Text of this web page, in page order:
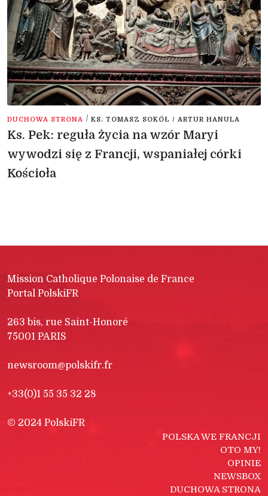
DUCHOWA STRONA / KS. TOMASZ SOKÓŁ / ARTUR HANULA
Ks. Pek: reguła życia na wzór Maryi
wywodzi się z Francji, wspaniałej córki
Kościoła
Mission Catholique Polonaise de France
Portal PolskiFR
263 bis, rue Saint-Honoré
75001 PARIS
newsroom@polskifr.fr
+33(0)1 55 35 32 28
© 2024 PolskiFR
POLSKA WE FRANCJI
OTO MY!
OPINIE
NEWSBOX
DUCHOWA STRONA